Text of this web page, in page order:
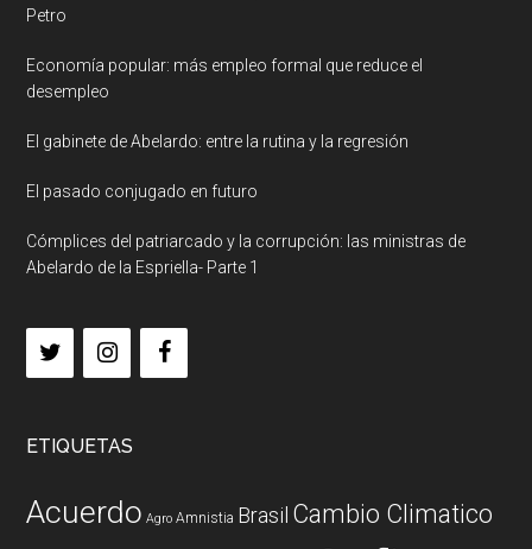
Petro
Economía popular: más empleo formal que reduce el
desempleo
El gabinete de Abelardo: entre la rutina y la regresión
El pasado conjugado en futuro
Cómplices del patriarcado y la corrupción: las ministras de
Abelardo de la Espriella- Parte 1
ETIQUETAS
Acuerdo Agro Amnistia Brasil Cambio Climatico